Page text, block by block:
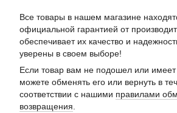
Все товары в нашем магазине
официальной гарантией от
обеспечивает их качество и
уверены в своем выборе!
Если товар вам не подошел или
можете обменять его или вернуть в
соответствии с нашими правилами
возвращения